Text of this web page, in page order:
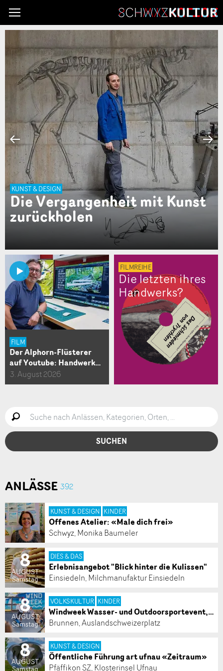
mit Kunst
DIES & DAS
Neuanfang im
Gestüt Europas
‹
FILM
Der Alphorn-Flüsterer
auf Youtube: Handwerk…
3. August 2026
FILMREIHE
Die letzten ihres
Handwerks?
Live
Suche
ANLÄSSE 392
. KUNST & DESIGN KINDER
Offenes Atelier: «Male dich frei»
Schwyz, Monika Baumeler
Samstag
8
.AUGUST
2026 DIES & DAS
Erlebnisangebot "Blick hinter die Kulissen"
Einsiedeln, Milchmanufaktur Einsiedeln
Samstag
8
.AUGUST
2026 VOLKSKULTUR KINDER
Windweek Wasser- und Outdoorsportevent,
Brunnen, Auslandschweizerplatz
Samstag
8
.AUGUST
2026 KUNST & DESIGN
Öffentliche Führung art ufnau «Zeitraum»
Pfäffikon SZ, Klosterinsel Ufnau